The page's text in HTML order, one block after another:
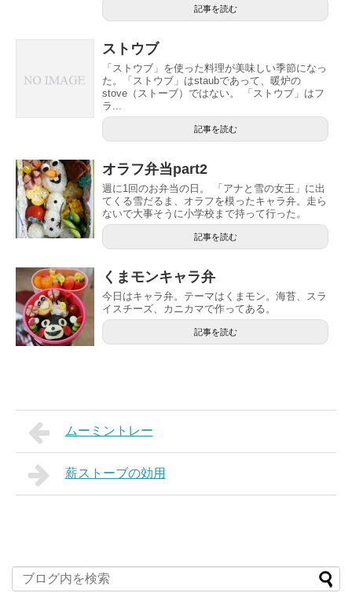
記事を読む
ストウブ
「ストウブ」を使った料理が美味しい季節になっ
た。「ストウブ」はstaubであって、暖炉の
stove（ストーブ）ではない。 「ストウブ」はフ
ラ...
記事を読む
オラフ弁当part2
週に1回のお弁当の日。 「アナと雪の女王」に出
てくる雪だるま、オラフを模ったキャラ弁。走ら
ないで大事そうに小学校まで持って行った。
記事を読む
くまモンキャラ弁
今日はキャラ弁。テーマはくまモン。海苔、スラ
イスチーズ、カニカマで作ってある。
記事を読む
ムーミントレー
薪ストーブの効用